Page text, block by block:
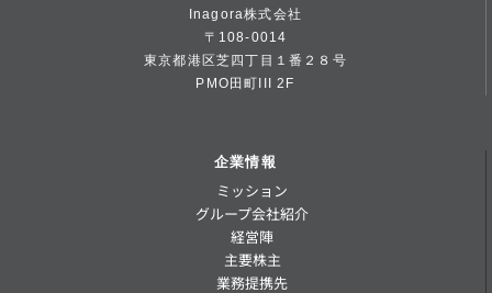
Inagora株式会社
〒108-0014
東京都港区芝四丁目１番２８号
PMO田町III 2F
企業情報
ミッション
グループ会社紹介
経営陣
主要株主
業務提携先